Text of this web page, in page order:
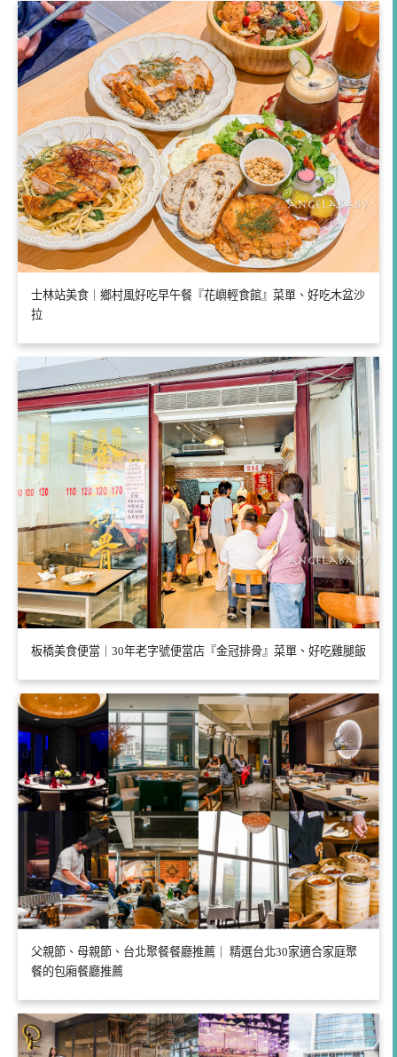
士林站美食｜鄉村風好吃早午餐『花嶼輕食館』菜單、好吃木盆沙
拉
板橋美食便當｜30年老字號便當店『金冠排骨』菜單、好吃雞腿飯
父親節、母親節、台北聚餐餐廳推薦｜ 精選台北30家適合家庭聚
餐的包廂餐廳推薦